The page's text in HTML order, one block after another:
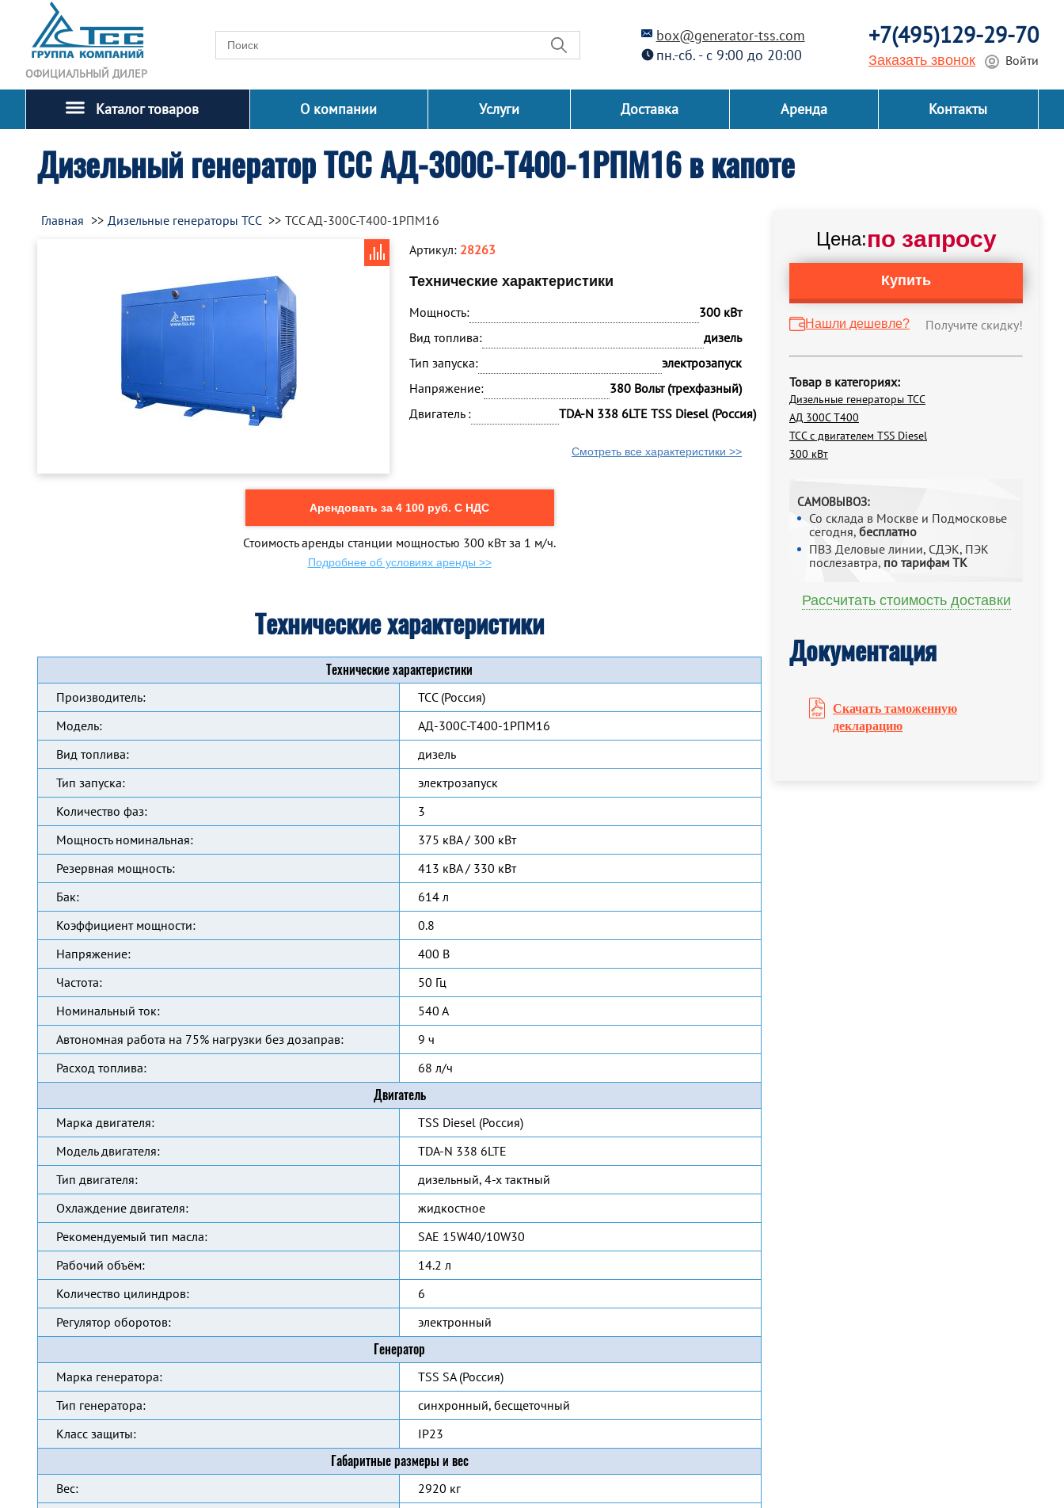
ОФИЦИАЛЬНЫЙ ДИЛЕР
box@generator-tss.com
пн.-сб. - с 9:00 до 20:00
+7(495)129-29-70
Заказать звонок Войти
Каталог товаров О компании Услуги Доставка Аренда Контакты
Дизельный генератор ТСС АД-300С-Т400-1РПМ16 в капоте
Цена:по запросу
Купить
Нашли дешевле? Получите скидку!
Товар в категориях:
Дизельные генераторы ТСС
АД 300С Т400
ТСС с двигателем TSS Diesel
300 кВт
САМОВЫВОЗ:
Со склада в Москве и Подмосковье
сегодня, бесплатно
ПВЗ Деловые линии, СДЭК, ПЭК
послезавтра, по тарифам ТК
Рассчитать стоимость доставки
Документация
Скачать таможенную
декларацию
Главная Дизельные генераторы ТСС
ТСС АД-300С-Т400-1РПМ16
Артикул: 28263
Технические характеристики
Мощность:
300 кВт
Вид топлива:
дизель
Тип запуска:
электрозапуск
Напряжение:
380 Вольт (трехфазный)
Двигатель :
TDA-N 338 6LTE TSS Diesel (Россия)
Смотреть все характеристики >>
Арендовать за 4 100 руб. С НДС
Стоимость аренды станции мощностью 300 кВт за 1 м/ч.
Подробнее об условиях аренды >>
Технические характеристики
Технические характеристики
Производитель:
ТСС (Россия)
Модель:
АД-300С-Т400-1РПМ16
Вид топлива:
дизель
Тип запуска:
электрозапуск
Количество фаз:
3
Мощность номинальная:
375 кВА / 300 кВт
Резервная мощность:
413 кВА / 330 кВт
Бак:
614 л
Коэффициент мощности:
0.8
Напряжение:
400 В
Частота:
50 Гц
Номинальный ток:
540 А
Автономная работа на 75% нагрузки без дозаправ:
9 ч
Расход топлива:
68 л/ч
Двигатель
Марка двигателя:
TSS Diesel (Россия)
Модель двигателя:
TDA-N 338 6LTE
Тип двигателя:
дизельный, 4-х тактный
Охлаждение двигателя:
жидкостное
Рекомендуемый тип масла:
SAE 15W40/10W30
Рабочий объём:
14.2 л
Количество цилиндров:
6
Регулятор оборотов:
электронный
Генератор
Марка генератора:
TSS SA (Россия)
Тип генератора:
синхронный, бесщеточный
Класс защиты:
IP23
Габаритные размеры и вес
Вес:
2920 кг